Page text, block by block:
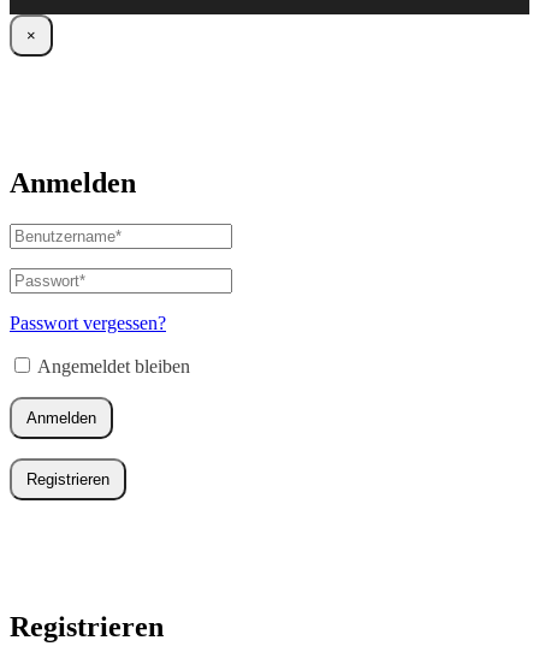
×
Anmelden
Benutzername
oder
E-
Mail-
Adresse*
Passwort*
Erforderlich
Passwort vergessen?
Angemeldet bleiben
Anmelden
Registrieren
Registrieren